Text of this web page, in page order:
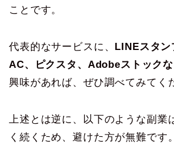
ことです。
代表的なサービスに、
LINEスタン
AC、ピクスタ、Adobeストック
興味があれば、ぜひ調べてみてく
上述とは逆に、以下のような副業
く続くため、避けた方が無難です